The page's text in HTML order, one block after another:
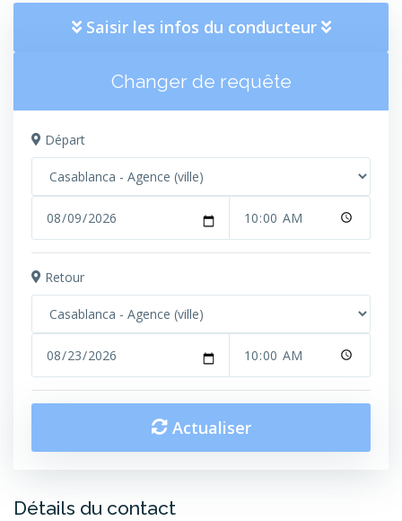
Saisir les infos du conducteur
Changer de requête
Départ
Retour
Actualiser
Détails du contact